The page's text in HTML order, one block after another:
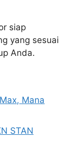
siap
yang sesuai
Anda.
Mana
STAN